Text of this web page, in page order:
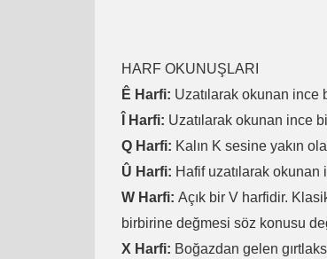
HARF OKUNUŞLARI
Ê Harfi: Uzatılarak okunan ince
Î Harfi: Uzatılarak okunan ince
Q Harfi: Kalın K sesine yakın
Û Harfi: Hafif uzatılarak okunan
W Harfi: Açık bir V harfidir.
birbirine değmesi söz konusu
X Harfi: Boğazdan gelen